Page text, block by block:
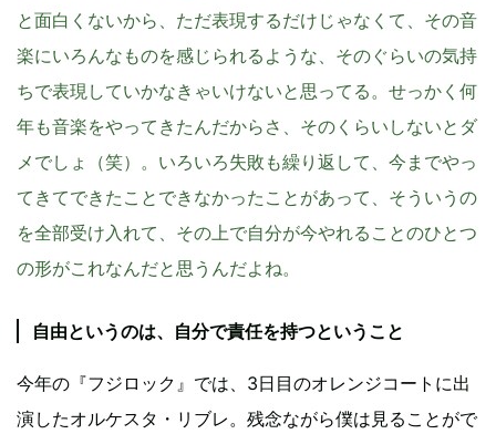
と面白くないから、ただ表現するだけじゃなくて、その音
楽にいろんなものを感じられるような、そのぐらいの気持
ちで表現していかなきゃいけないと思ってる。せっかく何
年も音楽をやってきたんだからさ、そのくらいしないとダ
メでしょ（笑）。いろいろ失敗も繰り返して、今までやっ
てきてできたことできなかったことがあって、そういうの
を全部受け入れて、その上で自分が今やれることのひとつ
の形がこれなんだと思うんだよね。
自由というのは、自分で責任を持つということ
今年の『フジロック』では、3日目のオレンジコートに出
演したオルケスタ・リブレ。残念ながら僕は見ることがで